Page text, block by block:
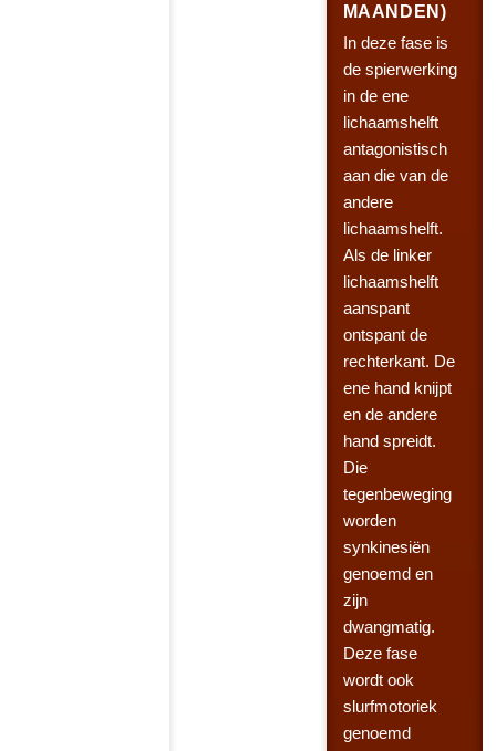
MAANDEN)
In deze fase is
de spierwerking
in de ene
lichaamshelft
antagonistisch
aan die van de
andere
lichaamshelft.
Als de linker
lichaamshelft
aanspant
ontspant de
rechterkant. De
ene hand knijpt
en de andere
hand spreidt.
Die
tegenbeweging
worden
synkinesiën
genoemd en
zijn
dwangmatig.
Deze fase
wordt ook
slurfmotoriek
genoemd